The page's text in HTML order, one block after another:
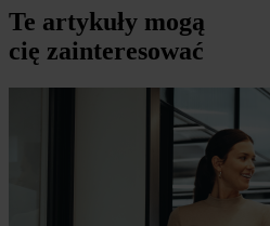
Te artykuły mogą
cię zainteresować